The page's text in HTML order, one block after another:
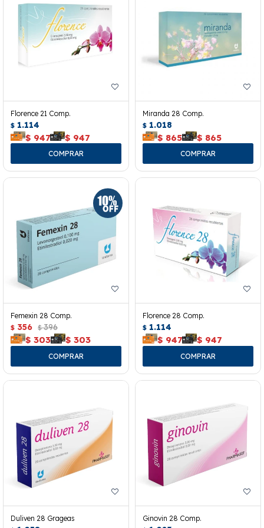
Florence 21 Comp.
$ 1.114
$ 947 $ 947
Miranda 28 Comp.
$ 1.018
$ 865 $ 865
Femexin 28 Comp.
$ 356 $ 396
$ 303 $ 303
Florence 28 Comp.
$ 1.114
$ 947 $ 947
Duliven 28 Grageas Ginovin 28 Comp.